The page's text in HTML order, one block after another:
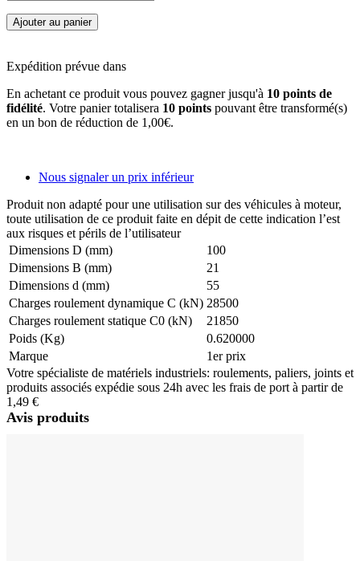
Ajouter au panier
Expédition prévue dans
En achetant ce produit vous pouvez gagner jusqu'à 10 points de
fidélité. Votre panier totalisera 10 points pouvant être transformé(s)
en un bon de réduction de 1,00€.
Nous signaler un prix inférieur
Produit non adapté pour une utilisation sur des véhicules à moteur,
toute utilisation de ce produit faite en dépit de cette indication l’est
aux risques et périls de l’utilisateur
Dimensions D (mm)
100
Dimensions B (mm)
21
Dimensions d (mm)
55
Charges roulement dynamique C (kN) 28500
Charges roulement statique C0 (kN)
21850
Poids (Kg)
0.620000
Marque
1er prix
Votre spécialiste de matériels industriels: roulements, paliers, joints et
produits associés expédie sous 24h avec les frais de port à partir de
1,49 €
Avis produits